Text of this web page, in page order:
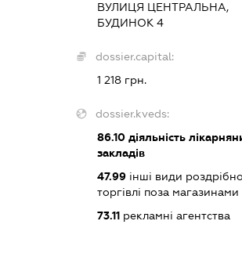
ВУЛИЦЯ ЦЕНТРАЛЬНА,
БУДИНОК 4
dossier.capital:
1 218 грн.
dossier.kveds:
86.10 діяльність
закладів
47.99 інші види
торгівлі поза магазинами
73.11 рекламні агентства